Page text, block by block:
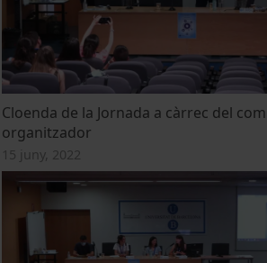
Cloenda de la Jornada a càrrec del
organitzador
15 juny, 2022